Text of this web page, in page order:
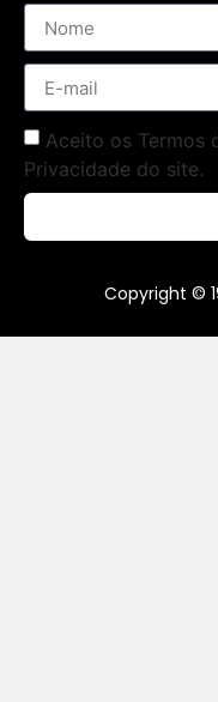
Aceito os Termos
Privacidade do site.
Copyright ©